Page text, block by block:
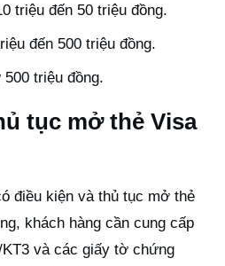
triệu đến 50 triệu đồng.
đến 500 triệu đồng.
triệu đồng.
tục mở thẻ Visa
điều kiện và thủ tục mở thẻ
khách hàng cần cung cấp
và các giấy tờ chứng